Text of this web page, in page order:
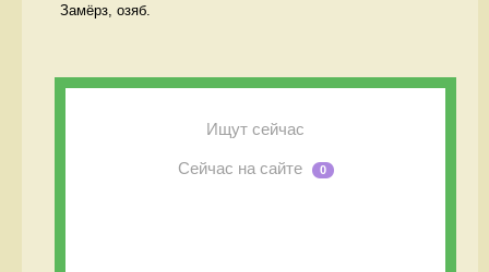
Замёрз, озяб.
Ищут сейчас
Сейчас на сайте 0